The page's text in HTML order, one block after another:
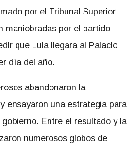
por el Tribunal Superior
maniobradas por el partido
que Lula llegara al Palacio
día del año.
abandonaron la
ensayaron una estrategia para
Entre el resultado y la
numerosos globos de